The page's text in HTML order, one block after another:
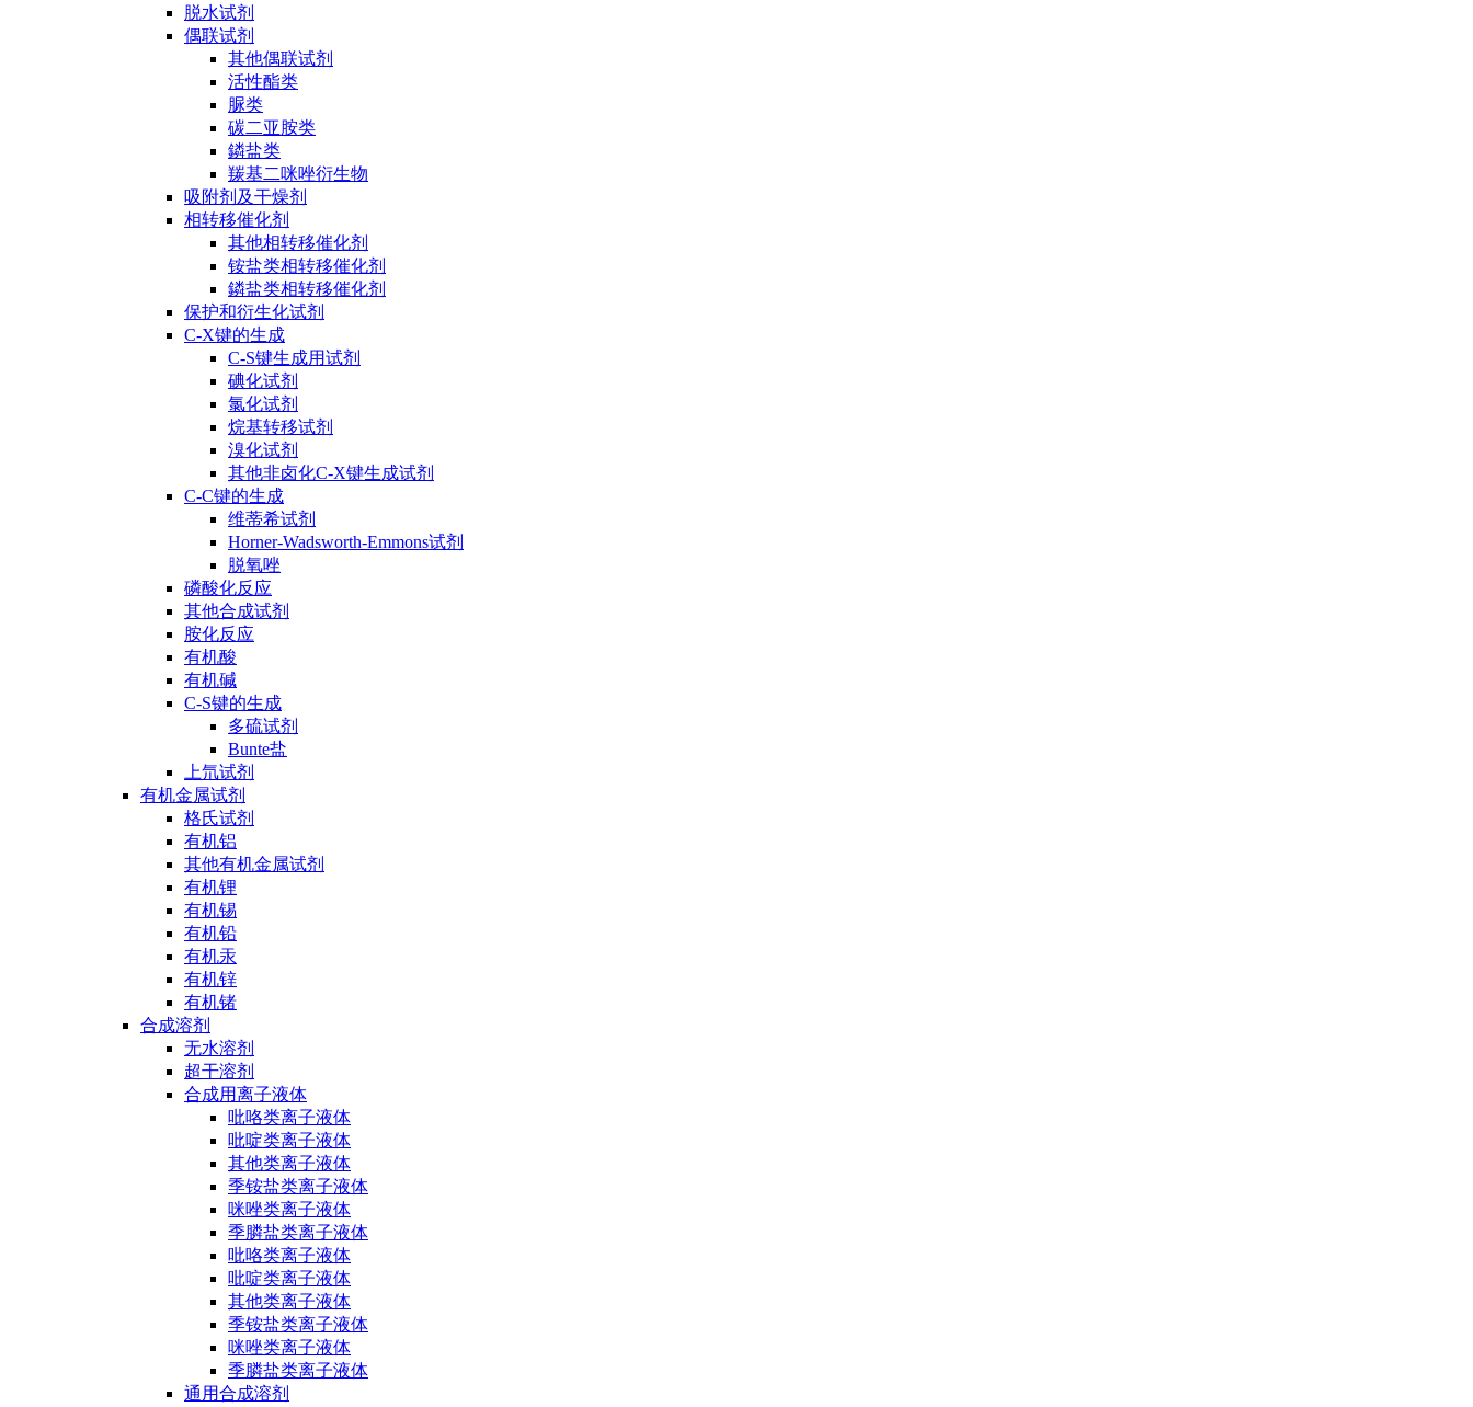
脱水试剂
偶联试剂
其他偶联试剂
活性酯类
脲类
碳二亚胺类
鏻盐类
羰基二咪唑衍生物
吸附剂及干燥剂
相转移催化剂
其他相转移催化剂
铵盐类相转移催化剂
鏻盐类相转移催化剂
保护和衍生化试剂
C-X键的生成
C-S键生成用试剂
碘化试剂
氯化试剂
烷基转移试剂
溴化试剂
其他非卤化C-X键生成试剂
C-C键的生成
维蒂希试剂
Horner-Wadsworth-Emmons试剂
脱氧唑
磷酸化反应
其他合成试剂
胺化反应
有机酸
有机碱
C-S键的生成
多硫试剂
Bunte盐
上氘试剂
有机金属试剂
格氏试剂
有机铝
其他有机金属试剂
有机锂
有机锡
有机铅
有机汞
有机锌
有机锗
合成溶剂
无水溶剂
超干溶剂
合成用离子液体
吡咯类离子液体
吡啶类离子液体
其他类离子液体
季铵盐类离子液体
咪唑类离子液体
季膦盐类离子液体
吡咯类离子液体
吡啶类离子液体
其他类离子液体
季铵盐类离子液体
咪唑类离子液体
季膦盐类离子液体
通用合成溶剂